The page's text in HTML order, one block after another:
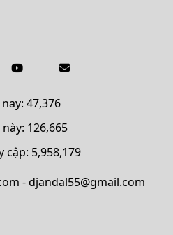
47,376
126,665
cập: 5,958,179
- djandal55@gmail.com